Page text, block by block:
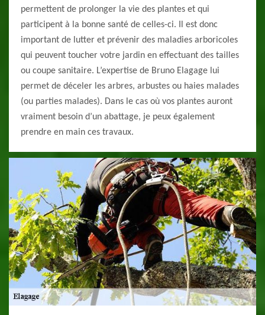
permettent de prolonger la vie des plantes et qui
participent à la bonne santé de celles-ci. Il est donc
important de lutter et prévenir des maladies arboricoles
qui peuvent toucher votre jardin en effectuant des tailles
ou coupe sanitaire. L’expertise de Bruno Elagage lui
permet de déceler les arbres, arbustes ou haies malades
(ou parties malades). Dans le cas où vos plantes auront
vraiment besoin d’un abattage, je peux également
prendre en main ces travaux.